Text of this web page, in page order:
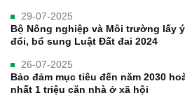
29-07-2025
Bộ Nông nghiệp và Môi trường lấy
đổi, bổ sung Luật Đất đai 2024
26-07-2025
Bảo đảm mục tiêu đến năm 2030
nhất 1 triệu căn nhà ở xã hội